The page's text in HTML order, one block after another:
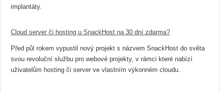
implantáty.
Cloud server či hosting u SnackHost na 30 dní zdarma?
Před půl rokem vypustil nový projekt s názvem SnackHost do světa
svou revoluční službu pro webové projekty, v rámci které nabízí
uživatelům hosting či server ve vlastním výkonném cloudu.